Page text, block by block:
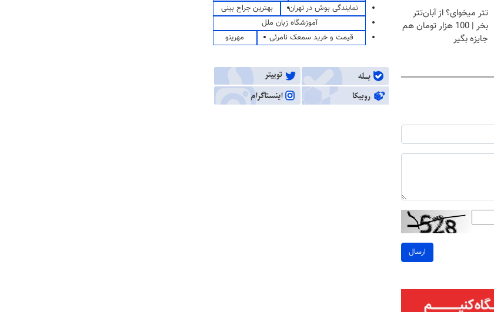
تتر میخوای؟ از آبان‌تتر
بخر | 100 هزار تومان هم
جایزه بگیر
ارسال
نمایندگی بوش در تهران
بهترین جراح بینی
آموزشگاه زبان ملل
قیمت و خرید سمعک نامرئی
مهرینو